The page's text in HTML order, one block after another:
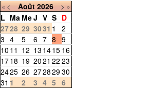
«< Août 2026 >»
L Ma MeJ V S D
2728 29 3031 1
2
3 4 5 6 7 8 9
10 11 12 13 1415 16
1718 19 2021 22 23
2425 26 27282930
31 1 2 3 4 5 6